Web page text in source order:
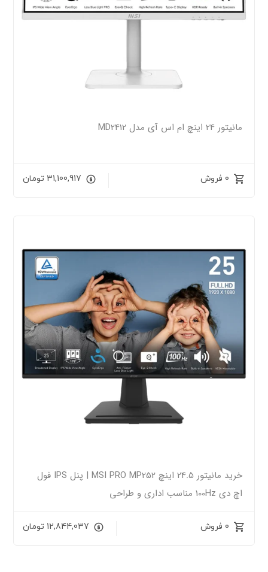
مانیتور 24 اینچ ام اس آی مدل MD2412
0 فروش 31,100,917 تومان
خرید مانیتور 24.5 اینچ MSI PRO MP252 | پنل IPS فول
اچ دی 100Hz مناسب اداری و طراحی
0 فروش 12,844,037 تومان